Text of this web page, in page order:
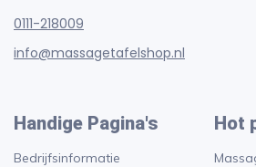
0111-218009
info@massagetafelshop.nl
Handige Pagina's
Bedrijfsinformatie
Hot